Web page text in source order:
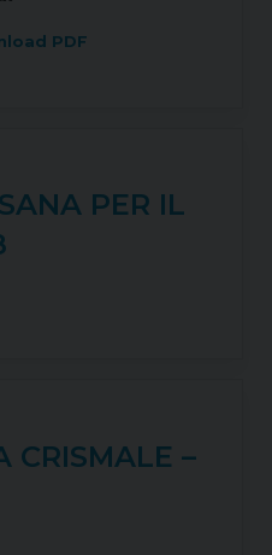
PDF
PER IL
CRISMALE –